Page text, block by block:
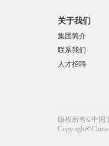
关于我们
集团简介
联系我们
人才招聘
版权所有©中国
Copyright©China